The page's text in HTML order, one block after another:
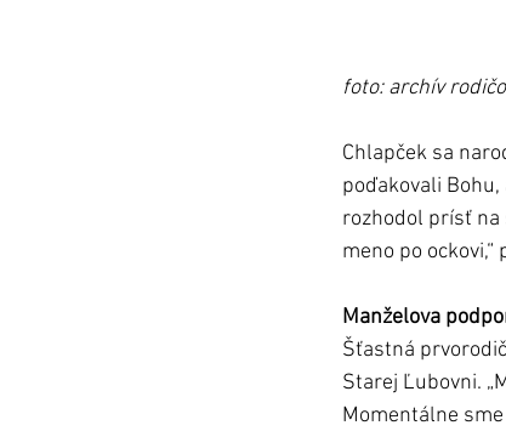
foto: archív
Chlapček sa
poďakovali
rozhodol prísť na
meno po
Manželova
Šťastná
Starej Ľubovni.
Momentálne